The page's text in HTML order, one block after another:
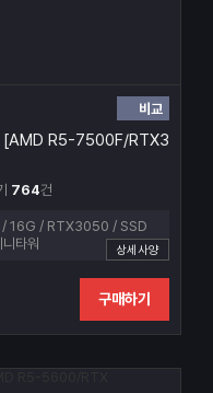
비교
[AMD R5-7500F/RTX3
764건
16G / RTX3050 / SSD
타워
상세사양
구매하기